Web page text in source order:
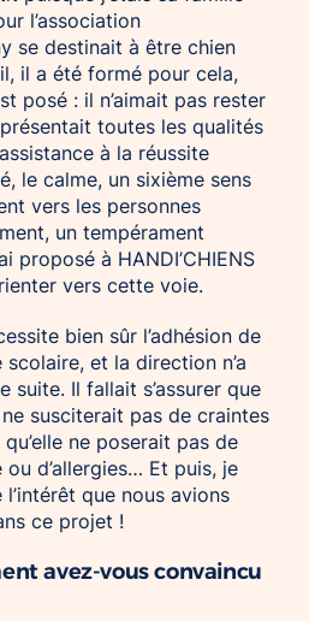
l’association
se destinait à être chien
il a été formé pour cela,
posé : il n’aimait pas rester
toutes les qualités
à la réussite
le calme, un sixième sens
vers les personnes
un tempérament
proposé à HANDI’CHIENS
vers cette voie.
bien sûr l’adhésion de
et la direction n’a
suite. Il fallait s’assurer que
susciterait pas de craintes
ne poserait pas de
d’allergies… Et puis, je
que nous avions
ce projet !
avez-vous convaincu